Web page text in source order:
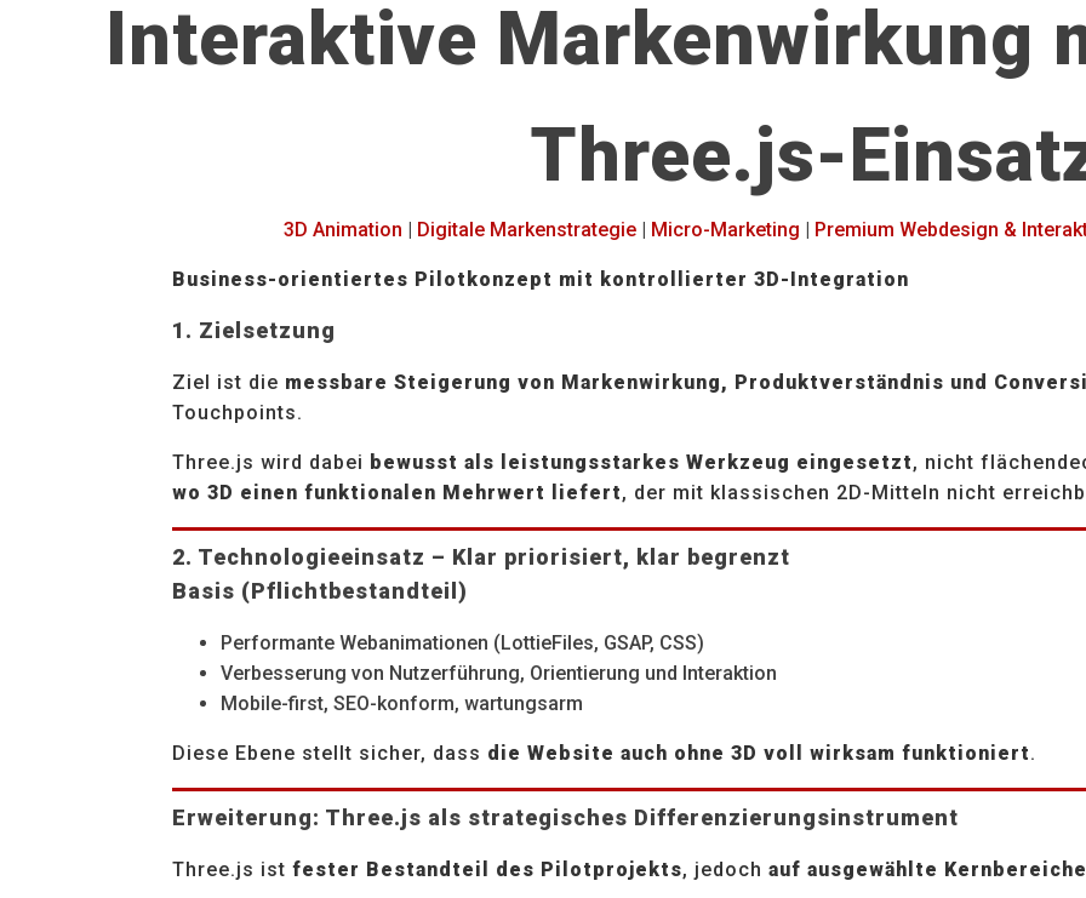
Interaktive Markenwirkung
Three.js-
3D Animation | Digitale Markenstrategie| Micro-Marketing | Premium Webdesign &
Business-orientiertes Pilotkonzept mit kontrollierter 3D-Integration
1. Zielsetzung
Ziel ist die messbare Steigerung von Markenwirkung, Produktverständnis und
Touchpoints.
Three.js wird dabei bewusst als leistungsstarkes Werkzeug eingesetzt, nicht
wo 3D einen funktionalen Mehrwert liefert, der mit klassischen 2D-Mitteln nicht
2. Technologieeinsatz – Klar priorisiert, klar begrenzt
Basis (Pflichtbestandteil)
Performante Webanimationen (LottieFiles, GSAP, CSS)
Verbesserung von Nutzerführung, Orientierung und Interaktion
Mobile-first, SEO-konform, wartungsarm
Diese Ebene stellt sicher, dass die Website auch ohne 3D voll wirksam funktioniert.
Erweiterung: Three.js als strategisches Differenzierungsinstrument
Three.js istfester Bestandteil des Pilotprojekts, jedochauf ausgewählte